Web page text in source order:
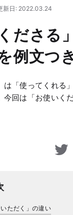
新日: 2022.03.24
ださる
例文つ
は「使ってくれ
今回は「お使いく
いただく」の違い